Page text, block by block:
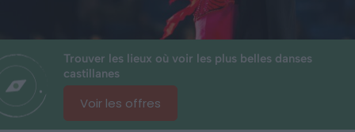
Trouver les lieux où voir les plus belles danses
castillanes
Voir les offres